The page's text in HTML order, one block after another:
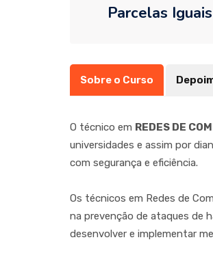
Parcelas Iguais
Sobre o Curso
O técnico em REDES DE
universidades e assim por
com segurança e eficiência.
Os técnicos em Redes de
na prevenção de ataques de
desenvolver e implementar